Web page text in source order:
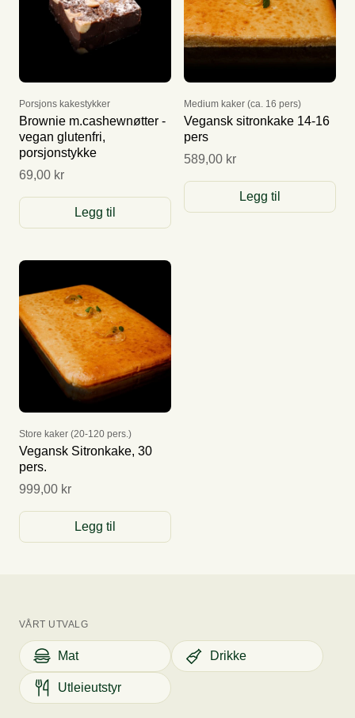
Porsjons kakestykker
Brownie m.cashewnøtter -
vegan glutenfri,
porsjonstykke
69,00 kr
Legg til
Medium kaker (ca. 16 pers)
Vegansk sitronkake 14-16
pers
589,00 kr
Legg til
Store kaker (20-120 pers.)
Vegansk Sitronkake, 30
pers.
999,00 kr
Legg til
VÅRT UTVALG
Mat Drikke
Utleieutstyr